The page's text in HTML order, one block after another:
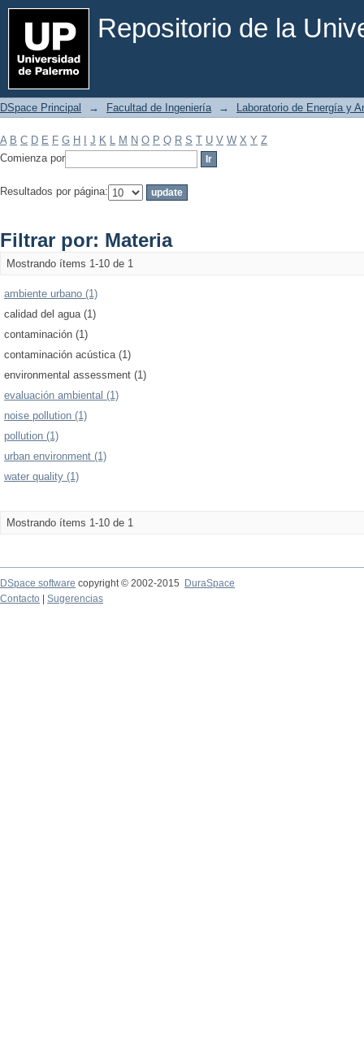
Repositorio de la
Filtrar por: Materia
DSpace Principal → Facultad de Ingeniería → Laboratorio de Energía y
A B C D E F G H J K L M N O P Q R S T U V W X Y Z
Comienza por
Resultados por página:
Filtrar por: Materia
Mostrando ítems 1-10 de 1
ambiente urbano (1)
calidad del agua (1)
contaminación (1)
contaminación acústica (1)
environmental assessment (1)
evaluación ambiental (1)
noise pollution (1)
pollution (1)
urban environment (1)
water quality (1)
Mostrando ítems 1-10 de 1
DSpace software copyright © 2002-2015
DuraSpace
Contacto
Sugerencias